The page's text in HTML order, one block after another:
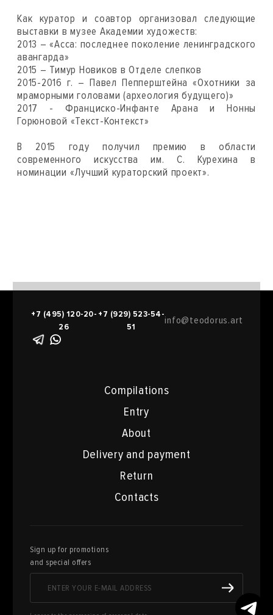
Как куратор и соавтор организовал следующие
выставки в музее Академии художеств:
2013 – «Асса: последнее поколение ленинградского
авангарда»
2015 – Тимур Новиков в Отделе слепков
2015-2016 г. – Павел Пепперштейна «Охотники за
мраморными головами (археология будущего)»
2017 - Франциско-Инфанте Арана и Нонны
Горюновой «Текст-Контекст»
В 2015 году получил премию в области
современного искусства им. С. Курехина в
номинации «Лучший кураторский проект».
Compilations
Entry
About
Delivery and payment
Return
Contacts
+7 (495) 120-20-
26
+7 (929) 523-54-
51
info@teodorus.art
Sign up for promotions
and special offers